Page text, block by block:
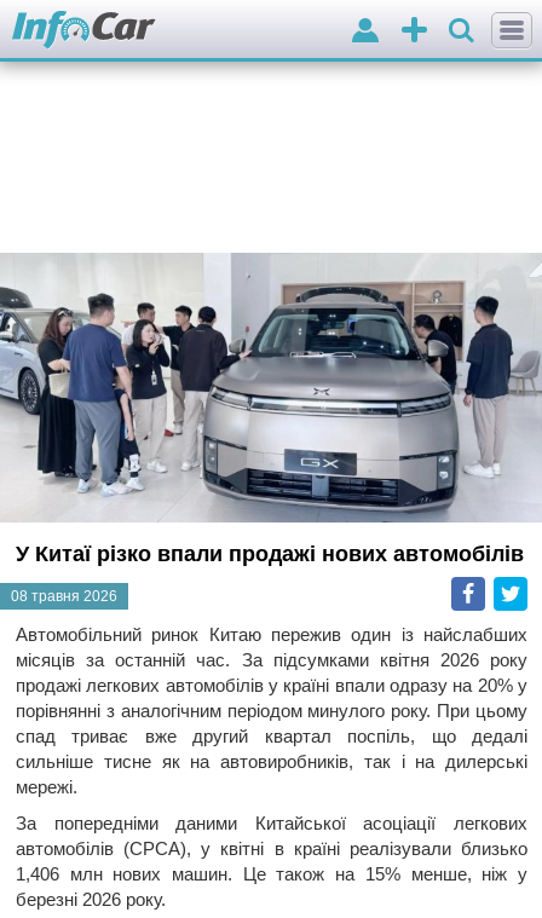
Додати
оголошення
Вхід
У Китаї різко впали продажі нових автомобілів
08 травня 2026
Автомобільний ринок Китаю пережив один із найслабших
місяців за останній час. За підсумками квітня 2026 року
продажі легкових автомобілів у країні впали одразу на 20% у
порівнянні з аналогічним періодом минулого року. При цьому
спад триває вже другий квартал поспіль, що дедалі
сильніше тисне як на автовиробників, так і на дилерські
мережі.
За попередніми даними Китайської асоціації легкових
автомобілів (CPCA), у квітні в країні реалізували близько
1,406 млн нових машин. Це також на 15% менше, ніж у
березні 2026 року.